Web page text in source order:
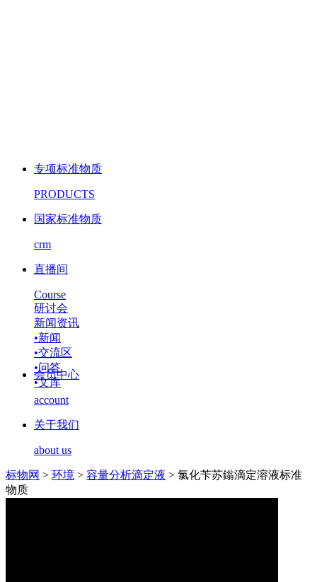
专项标准物质
PRODUCTS
国家标准物质
crm
直播间
Course
研讨会
新闻资讯
•新闻
•交流区
•问答
•文库
会员中心
account
关于我们
about us
标物网 > 环境 > 容量分析滴定液 > 氯化苄苏鎓滴定溶液标准
物质